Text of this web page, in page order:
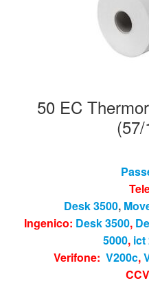
50 EC
Desk 3500,
Ingenico: Desk 3500,
5000, ict
Verifone: V200c,